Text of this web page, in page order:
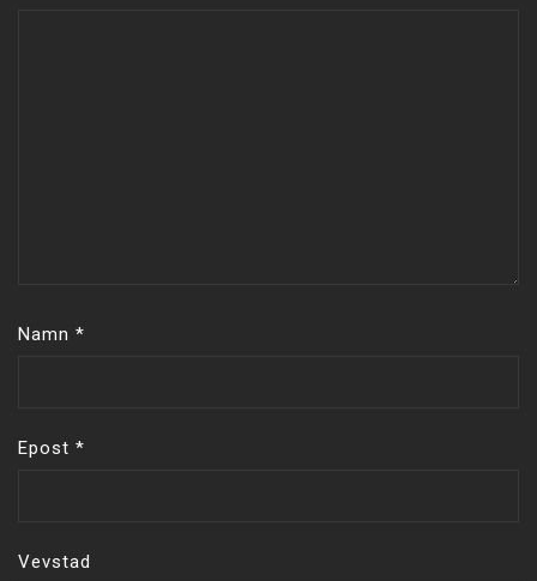
Namn *
Epost *
Vevstad